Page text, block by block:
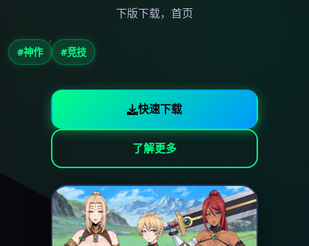
下版下载，首页
#神作 #竞技
快速下载
了解更多